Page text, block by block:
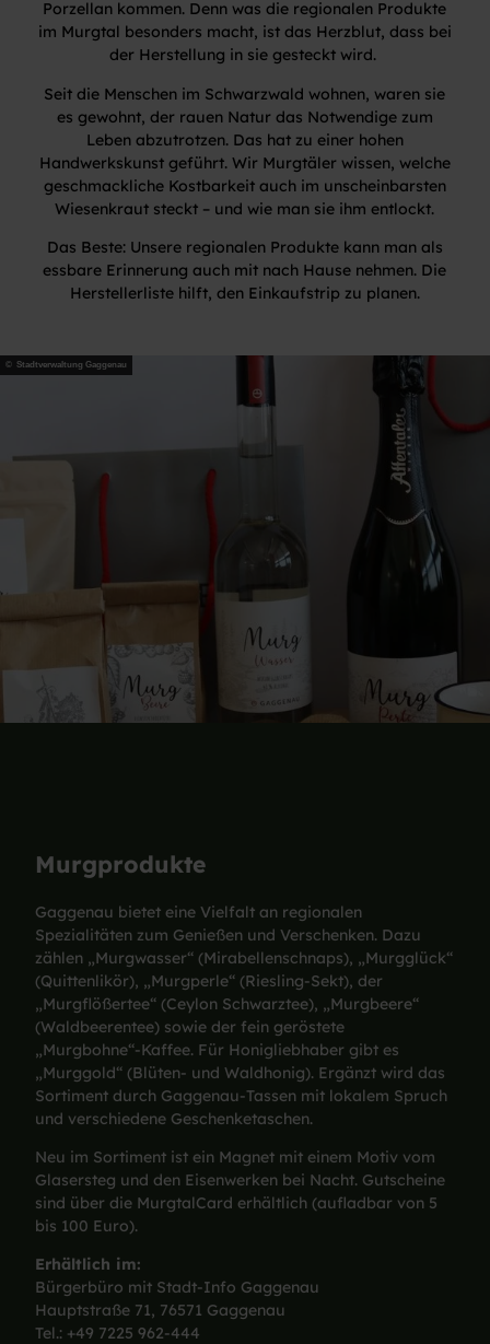
Porzellan kommen. Denn was die regionalen Produkte
im Murgtal besonders macht, ist das Herzblut, dass bei
der Herstellung in sie gesteckt wird.
Seit die Menschen im Schwarzwald wohnen, waren sie
es gewohnt, der rauen Natur das Notwendige zum
Leben abzutrotzen. Das hat zu einer hohen
Handwerkskunst geführt. Wir Murgtäler wissen, welche
geschmackliche Kostbarkeit auch im unscheinbarsten
Wiesenkraut steckt – und wie man sie ihm entlockt.
Das Beste: Unsere regionalen Produkte kann man als
essbare Erinnerung auch mit nach Hause nehmen. Die
Herstellerliste hilft, den Einkaufstrip zu planen.
Murgprodukte
Gaggenau bietet eine Vielfalt an regionalen
Spezialitäten zum Genießen und Verschenken. Dazu
zählen „Murgwasser“ (Mirabellenschnaps), „Murgglück“
(Quittenlikör), „Murgperle“ (Riesling-Sekt), der
„Murgflößertee“ (Ceylon Schwarztee), „Murgbeere“
(Waldbeerentee) sowie der fein geröstete
„Murgbohne“-Kaffee. Für Honigliebhaber gibt es
„Murggold“ (Blüten- und Waldhonig). Ergänzt wird das
Sortiment durch Gaggenau-Tassen mit lokalem Spruch
und verschiedene Geschenketaschen.
Neu im Sortiment ist ein Magnet mit einem Motiv vom
Glasersteg und den Eisenwerken bei Nacht. Gutscheine
sind über die MurgtalCard erhältlich (aufladbar von 5
bis 100 Euro).
Erhältlich im:
Bürgerbüro mit Stadt-Info Gaggenau
Hauptstraße 71, 76571 Gaggenau
Tel.: +49 7225 962-444
© Stadtverwaltung Gaggenau